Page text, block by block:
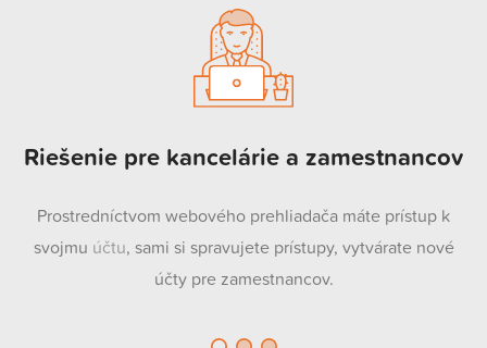
Riešenie pre kancelárie a zamestnancov
Prostredníctvom webového prehliadača máte prístup k
svojmu účtu, sami si spravujete prístupy, vytvárate nové
účty pre zamestnancov.